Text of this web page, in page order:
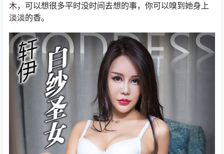
木，可以想很多平时没时间去想的事，你可以嗅到她身上
淡淡的香。